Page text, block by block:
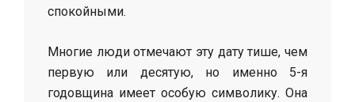
спокойными.
Многие люди отмечают эту дату тише, чем
первую или десятую, но именно 5-я
годовщина имеет особую символику. Она